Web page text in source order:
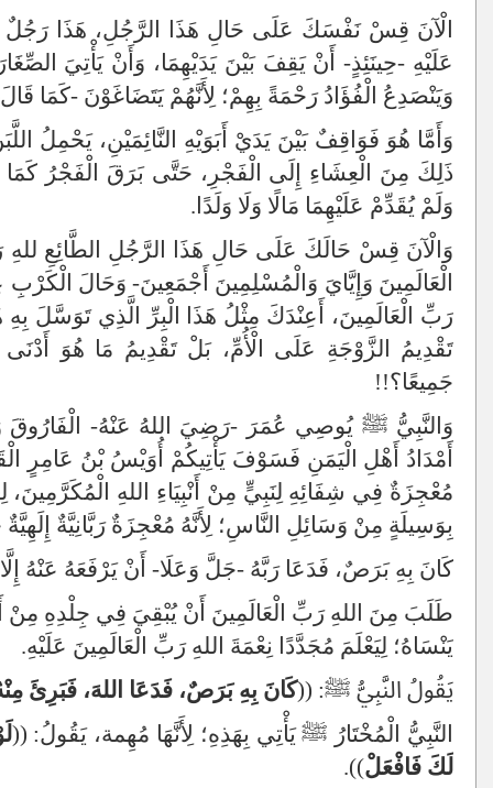
الْآنَ قِسْ نَفْسَكَ عَلَى حَالِ هَذَا الرَّجُلِ، هَذَا رَجُلٌ
عَلَيْهِ -حِينَئِذٍ- أَنْ يَقِفَ بَيْنَ يَدَيْهِمَا، وَأَنْ يَأْتِيَ
وَيَنْصَدِعُ الْفُؤَادُ رَحْمَةً بِهِمْ؛ لِأَنَّهُمْ يَتَضَاغَوْنَ -كَمَا
وَأَمَّا هُوَ فَوَاقِفٌ بَيْنَ يَدَيْ أَبَوَيْهِ النَّائِمَيْنِ، يَحْمِلُ
ذَلِكَ مِنَ الْعِشَاءِ إِلَى الْفَجْرِ، حَتَّى بَرَقَ الْفَجْرُ كَمَا
وَلَمْ يُقَدِّمْ عَلَيْهِمَا مَالًا وَلَا وَلَدًا.
وَالْآنَ قِسْ حَالَكَ عَلَى حَالِ هَذَا الرَّجُلِ الطَّائِعِ
الْعَالَمِينَ وَإِيَّايَ وَالْمُسْلِمِينَ أَجْمَعِينَ- وَحَالَ
رَبِّ الْعَالَمِينَ، أَعِنْدَكَ مِثْلُ هَذَا الْبِرِّ الَّذِي تَوَسَّلَ
تَقْدِيمُ الزَّوْجَةِ عَلَى الْأُمِّ، بَلْ تَقْدِيمُ مَا هُوَ
جَمِيعًا؟!!
وَالنَّبِيُّ ﷺ يُوصِي عُمَرَ -رَضِيَ اللهُ عَنْهُ- الْفَارُوقَ
أَمْدَادُ أَهْلِ الْيَمَنِ فَسَوْفَ يَأْتِيكُمْ أُوَيْسُ بْنُ عَامِرٍ
مُعْجِزَةٌ فِي شِفَائِهِ لِنَبِيٍّ مِنْ أَنْبِيَاءِ اللهِ
بِوَسِيلَةٍ مِنْ وَسَائِلِ النَّاسِ؛ لِأَنَّهُ مُعْجِزَةٌ رَبَّانِيَّةٌ
كَانَ بِهِ بَرَصٌ، فَدَعَا رَبَّهُ -جَلَّ وَعَلَا- أَنْ يَرْفَعَهُ عَنْهُ
طَلَبَ مِنَ اللهِ رَبِّ الْعَالَمِينَ أَنْ يُبْقِيَ فِي جِلْدِهِ مِنْ
يَنْسَاهُ؛ لِيَعْلَمَ مُجَدَّدًا نِعْمَةَ اللهِ رَبِّ الْعَالَمِينَ عَلَيْهِ.
يَقُولُ النَّبِيُّ ﷺ: ((كَانَ بِهِ بَرَصٌ، فَدَعَا اللهَ، فَبَرِئَ
النَّبِيُّ الْمُخْتَارُ ﷺ يَأْتِي بِهَذِهِ؛ لِأَنَّهَا مُهِمة، يَقُولُ: ((
لَكَ فَافْعَلْ)).